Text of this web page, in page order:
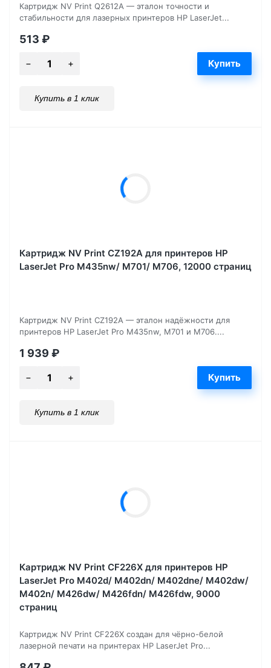
Картридж NV Print Q2612A — эталон точности и
стабильности для лазерных принтеров HP LaserJet...
513 ₽
Купить в 1 клик
Картридж NV Print CZ192A для принтеров HP
LaserJet Pro M435nw/ M701/ M706, 12000 страниц
Картридж NV Print CZ192A — эталон надёжности для
принтеров HP LaserJet Pro M435nw, M701 и M706....
1 939 ₽
Купить в 1 клик
Картридж NV Print CF226X для принтеров HP
LaserJet Pro M402d/ M402dn/ M402dne/ M402dw/
M402n/ M426dw/ M426fdn/ M426fdw, 9000
страниц
Картридж NV Print CF226X создан для чёрно-белой
лазерной печати на принтерах HP LaserJet Pro...